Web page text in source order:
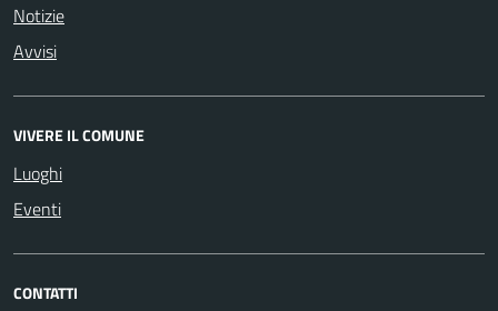
Notizie
Avvisi
VIVERE IL COMUNE
Luoghi
Eventi
CONTATTI